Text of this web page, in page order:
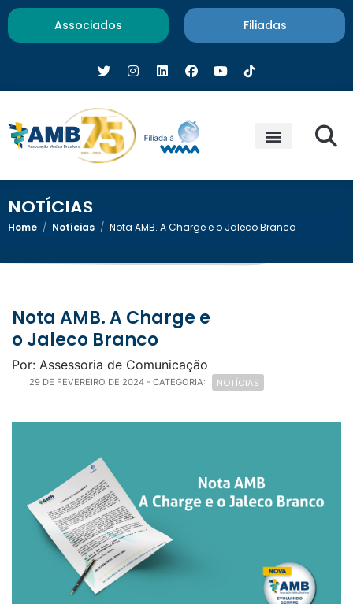
Associados Filiadas
NOTÍCIAS
Home / Notícias / Nota AMB. A Charge e o Jaleco Branco
Nota AMB. A Charge e
o Jaleco Branco
Por: Assessoria de Comunicação
29 DE FEVEREIRO DE 2024 - CATEGORIA: NOTÍCIAS